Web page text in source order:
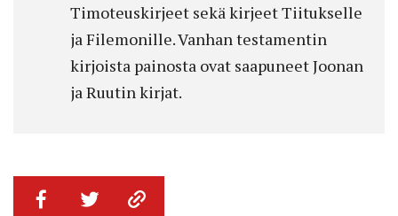
Timoteuskirjeet sekä kirjeet Tiitukselle
ja Filemonille. Vanhan testamentin
kirjoista painosta ovat saapuneet Joonan
ja Ruutin kirjat.